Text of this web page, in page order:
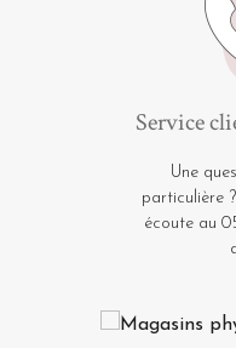
Service
Une
particulière
écoute au